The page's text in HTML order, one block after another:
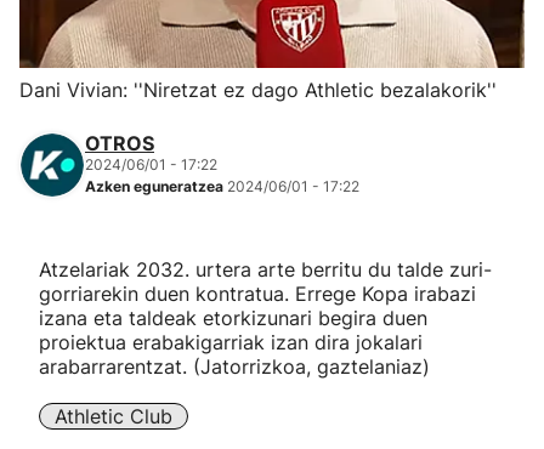
Herri-kirolak
Eskubaloia
Kirolak 360
Mendi-lasterketak
Kirol gehiago
"Helmuga"
Dani Vivian: ''Niretzat ez dago Athletic bezalakorik''
OTROS
2024/06/01 - 17:22
Azken eguneratzea 2024/06/01 - 17:22
Atzelariak 2032. urtera arte berritu du talde zuri-
gorriarekin duen kontratua. Errege Kopa irabazi
izana eta taldeak etorkizunari begira duen
proiektua erabakigarriak izan dira jokalari
arabarrarentzat. (Jatorrizkoa, gaztelaniaz)
Athletic Club